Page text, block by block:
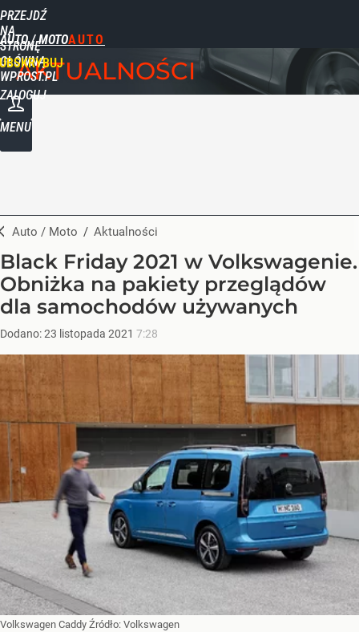
PRZEJDŹ
NA
STRONĘ
GŁÓWNĄ
WPROST.PL
AUTO / MOTO
ZALOGUJ
MENU
AKTUALNOŚCI
Auto / Moto / Aktualności
Black Friday 2021 w Volkswagenie.
Obniżka na pakiety przeglądów
dla samochodów używanych
Dodano:23 listopada 2021 7:28
Volkswagen Caddy Źródło: Volkswagen